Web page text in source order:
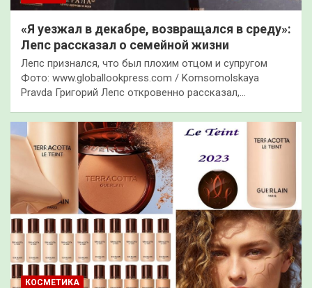
«Я уезжал в декабре, возвращался в среду»:
Лепс рассказал о семейной жизни
Лепс признался, что был плохим отцом и супругом
Фото: www.globallookpress.com / Komsomolskaya
Pravda Григорий Лепс откровенно рассказал,…
КОСМЕТИКА